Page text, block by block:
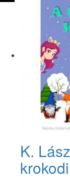
K.